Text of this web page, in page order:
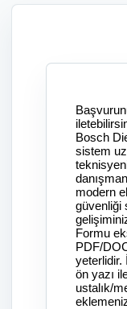
Bosch
sistem
modern
güvenliği
Formu
PDF/
yeterlidir.
ön yazı
ustalık/